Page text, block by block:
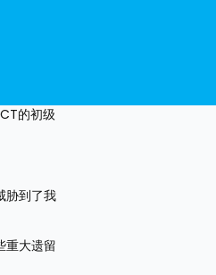
的初级
胁到了我
重大遗留